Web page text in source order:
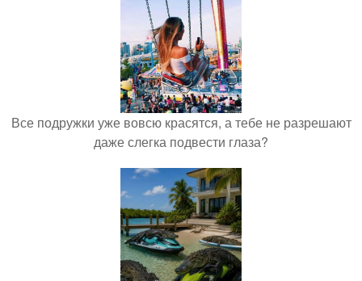
Все подружки уже вовсю красятся, а тебе не разрешают
даже слегка подвести глаза?